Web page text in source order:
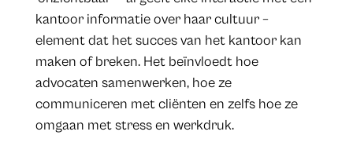
kantoor informatie over haar cultuur –
element dat het succes van het kantoor kan
maken of breken. Het beïnvloedt hoe
advocaten samenwerken, hoe ze
communiceren met cliënten en zelfs hoe ze
omgaan met stress en werkdruk.